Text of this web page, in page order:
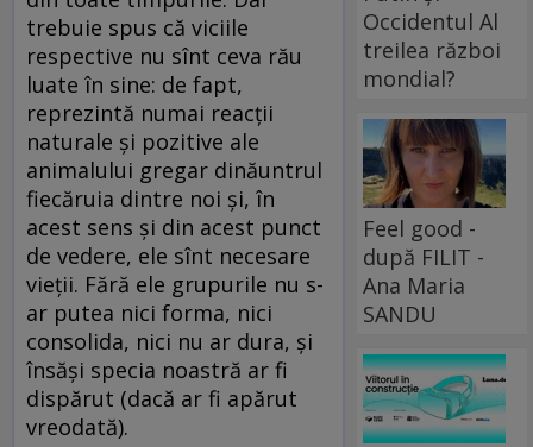
trebuie spus că viciile
respective nu sînt ceva rău
luate în sine: de fapt,
reprezintă numai reacţii
naturale şi pozitive ale
animalului gregar dinăuntrul
fiecăruia dintre noi şi, în
acest sens şi din acest punct
de vedere, ele sînt necesare
vieţii. Fără ele grupurile nu s-
ar putea nici forma, nici
consolida, nici nu ar dura, şi
însăşi specia noastră ar fi
dispărut (dacă ar fi apărut
vreodată).
Occidentul Al
treilea război
mondial?
Feel good -
după FILIT -
Ana Maria
SANDU